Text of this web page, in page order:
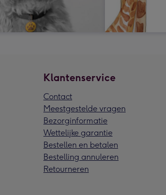
Klantenservice
Contact
Meestgestelde vragen
Bezorginformatie
Wettelijke garantie
Bestellen en betalen
Bestelling annuleren
Retourneren